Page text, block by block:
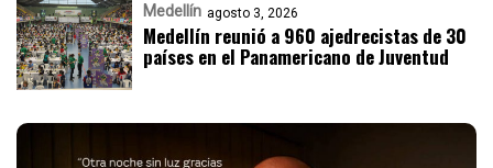
Medellín agosto 3, 2026
Medellín reunió a 960 ajedrecistas de 30
países en el Panamericano de Juventud